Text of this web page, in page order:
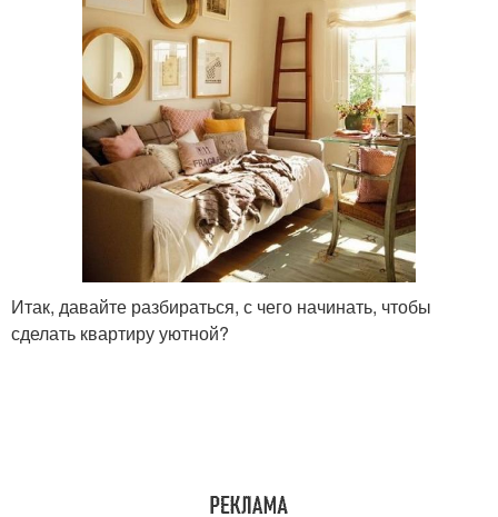
Итак, давайте разбираться, с чего начинать, чтобы
сделать квартиру уютной?